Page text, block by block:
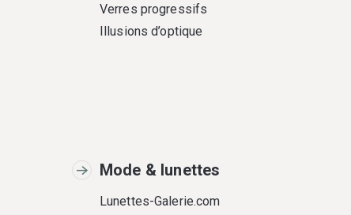
Verres progressifs
Illusions d’optique
Mode & lunettes
Lunettes-Galerie.com